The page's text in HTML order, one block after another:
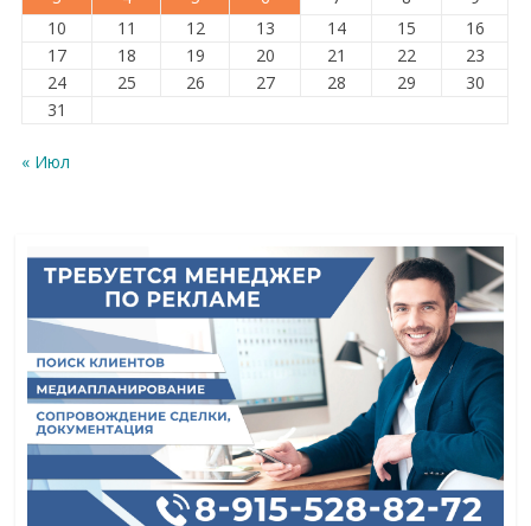
10
11 12 13 14 15
16
17
18 19 20 21 22
23
24
25 26 27 28 29
30
31
« Июл